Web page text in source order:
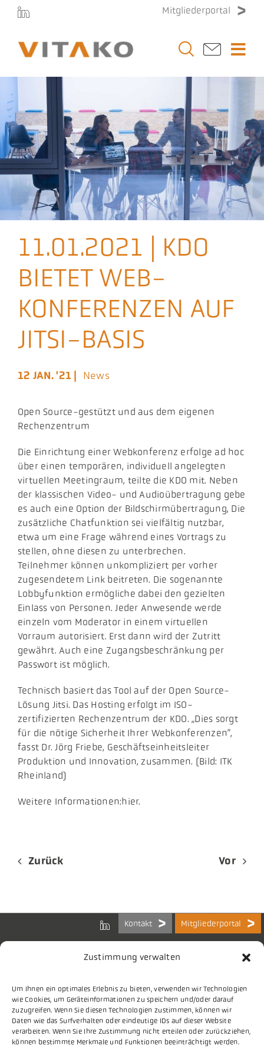
Zustimmung verwalten
Um Ihnen ein optimales Erlebnis zu bieten, verwenden wir Technologien
wie Cookies, um Geräteinformationen zu speichern und/oder darauf
zuzugreifen. Wenn Sie diesen Technologien zustimmen, können wir
Daten wie das Surfverhalten oder eindeutige IDs auf dieser Website
verarbeiten. Wenn Sie Ihre Zustimmung nicht erteilen oder zurückziehen,
können bestimmte Merkmale und Funktionen beeinträchtigt werden.
Zum
springen
Mitgliederportal
Vitako
Themen
Stellenmarkt
Veranstaltungen
Presse
Aktuelles
Podcast
11.01.2021 | KDO
BIETET WEB-
KONFERENZEN AUF
JITSI-BASIS
12 JAN. '21 | News
Open Source-gestützt und aus dem eigenen
Rechenzentrum
Die Einrichtung einer Webkonferenz erfolge ad hoc
über einen temporären, individuell angelegten
virtuellen Meetingraum, teilte die KDO mit. Neben
der klassischen Video- und Audioübertragung gebe
es auch eine Option der Bildschirmübertragung, Die
zusätzliche Chatfunktion sei vielfältig nutzbar,
etwa um eine Frage während eines Vortrags zu
stellen, ohne diesen zu unterbrechen.
Teilnehmer können unkompliziert per vorher
zugesendetem Link beitreten. Die sogenannte
Lobbyfunktion ermögliche dabei den gezielten
Einlass von Personen. Jeder Anwesende werde
einzeln vom Moderator in einem virtuellen
Vorraum autorisiert. Erst dann wird der Zutritt
gewährt. Auch eine Zugangsbeschränkung per
Passwort ist möglich.
Technisch basiert das Tool auf der Open Source-
Lösung Jitsi. Das Hosting erfolgt im ISO-
zertifizierten Rechenzentrum der KDO. „Dies sorgt
für die nötige Sicherheit Ihrer Webkonferenzen”,
fasst Dr. Jörg Friebe, Geschäftseinheitsleiter
Produktion und Innovation, zusammen. (Bild: ITK
Rheinland)
Weitere Informationen:hier.
Zurück Vor
Kontakt Mitgliederportal
Bundes-Arbeitsgemeinschaft
der Kommunalen IT-Dienstleister e.V.
Charlottenstraße 65
10117 Berlin